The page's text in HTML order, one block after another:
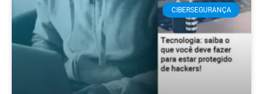
CIBERSEGURANÇA